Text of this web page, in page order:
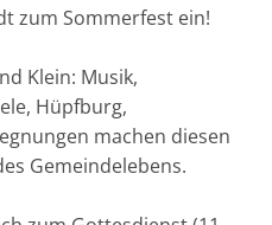
zum Sommerfest ein!
Klein: Musik,
Hüpfburg,
machen diesen
Gemeindelebens.